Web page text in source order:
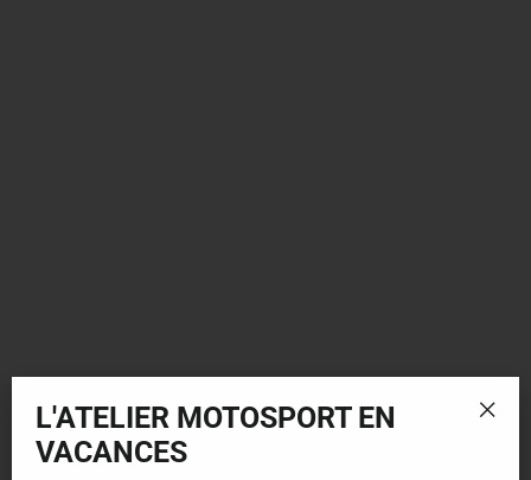
$1,109.99
L'ATELIER MOTOSPORT EN
VACANCES